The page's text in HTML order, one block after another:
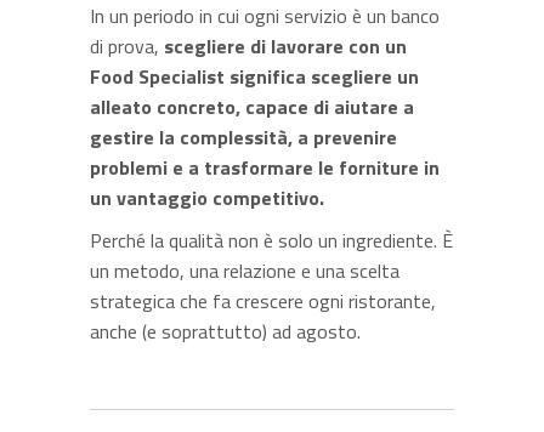
In un periodo in cui ogni servizio è un banco
di prova, scegliere di lavorare con un
Food Specialist significa scegliere un
alleato concreto, capace di aiutare a
gestire la complessità, a prevenire
problemi e a trasformare le forniture in
un vantaggio competitivo.
Perché la qualità non è solo un ingrediente. È
un metodo, una relazione e una scelta
strategica che fa crescere ogni ristorante,
anche (e soprattutto) ad agosto.